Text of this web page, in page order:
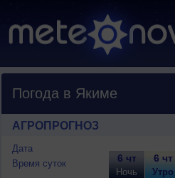
Погода в Якиме
АГРОПРОГНОЗ
Дата
Время суток
6 чт
Ночь
6 чт
Утро